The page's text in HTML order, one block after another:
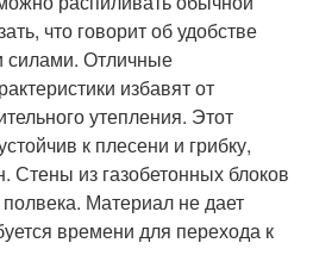
что говорит об удобстве
силами. Отличные
избавят от
утепления. Этот
к плесени и грибку,
Стены из газобетонных блоков
Материал не дает
времени для перехода к